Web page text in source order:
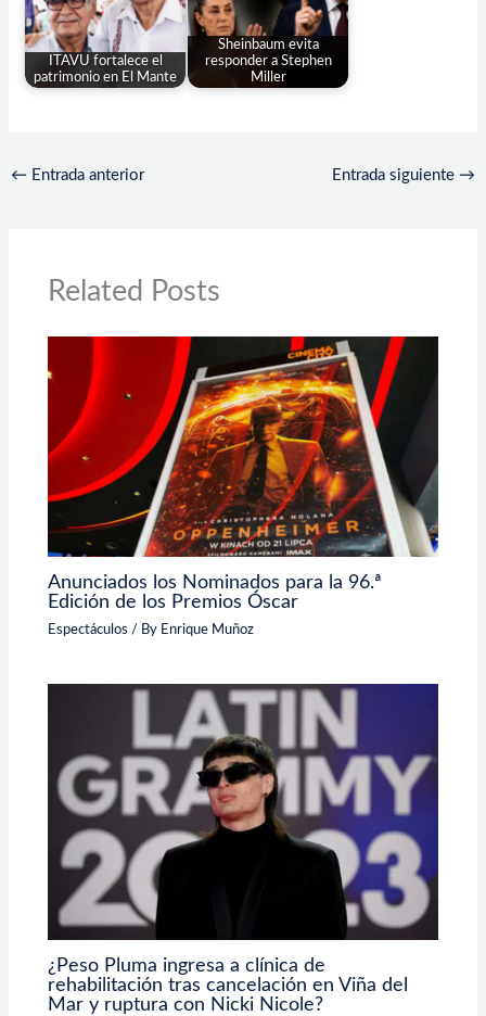
ITAVU fortalece el
patrimonio en El Mante
Sheinbaum evita
responder a Stephen
Miller
← Entrada anterior Entrada siguiente →
Related Posts
Anunciados los Nominados para la 96.ª
Edición de los Premios Óscar
Espectáculos / By Enrique Muñoz
¿Peso Pluma ingresa a clínica de
rehabilitación tras cancelación en Viña del
Mar y ruptura con Nicki Nicole?